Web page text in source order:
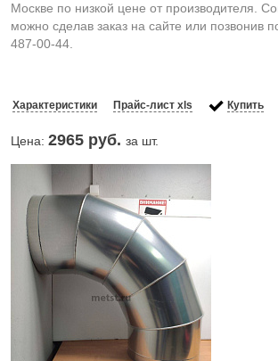
Москве по низкой цене от производителя.
можно сделав заказ на сайте или позвонив
487-00-44.
Характеристики Прайс-лист xls Купить
Цена: 2965 руб. за шт.